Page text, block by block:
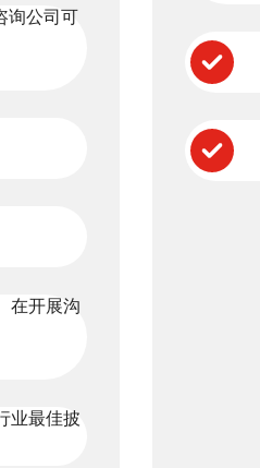
询公司可
在开展沟
业最佳披